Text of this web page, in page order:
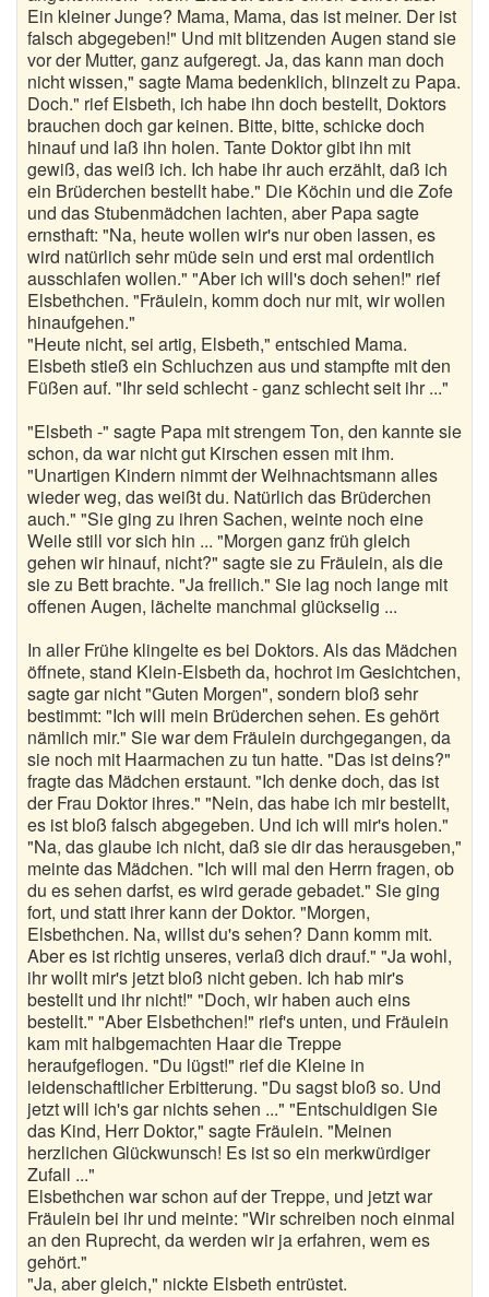
Ein kleiner Junge? Mama, Mama, das ist meiner. Der ist
falsch abgegeben!" Und mit blitzenden Augen stand sie
vor der Mutter, ganz aufgeregt. Ja, das kann man doch
nicht wissen," sagte Mama bedenklich, blinzelt zu Papa.
Doch." rief Elsbeth, ich habe ihn doch bestellt, Doktors
brauchen doch gar keinen. Bitte, bitte, schicke doch
hinauf und laß ihn holen. Tante Doktor gibt ihn mit
gewiß, das weiß ich. Ich habe ihr auch erzählt, daß ich
ein Brüderchen bestellt habe." Die Köchin und die Zofe
und das Stubenmädchen lachten, aber Papa sagte
ernsthaft: "Na, heute wollen wir's nur oben lassen, es
wird natürlich sehr müde sein und erst mal ordentlich
ausschlafen wollen." "Aber ich will's doch sehen!" rief
Elsbethchen. "Fräulein, komm doch nur mit, wir wollen
hinaufgehen."
"Heute nicht, sei artig, Elsbeth," entschied Mama.
Elsbeth stieß ein Schluchzen aus und stampfte mit den
Füßen auf. "Ihr seid schlecht - ganz schlecht seit ihr ..."
"Elsbeth -" sagte Papa mit strengem Ton, den kannte sie
schon, da war nicht gut Kirschen essen mit ihm.
"Unartigen Kindern nimmt der Weihnachtsmann alles
wieder weg, das weißt du. Natürlich das Brüderchen
auch." "Sie ging zu ihren Sachen, weinte noch eine
Weile still vor sich hin ... "Morgen ganz früh gleich
gehen wir hinauf, nicht?" sagte sie zu Fräulein, als die
sie zu Bett brachte. "Ja freilich." Sie lag noch lange mit
offenen Augen, lächelte manchmal glückselig ...
In aller Frühe klingelte es bei Doktors. Als das Mädchen
öffnete, stand Klein-Elsbeth da, hochrot im Gesichtchen,
sagte gar nicht "Guten Morgen", sondern bloß sehr
bestimmt: "Ich will mein Brüderchen sehen. Es gehört
nämlich mir." Sie war dem Fräulein durchgegangen, da
sie noch mit Haarmachen zu tun hatte. "Das ist deins?"
fragte das Mädchen erstaunt. "Ich denke doch, das ist
der Frau Doktor ihres." "Nein, das habe ich mir bestellt,
es ist bloß falsch abgegeben. Und ich will mir's holen."
"Na, das glaube ich nicht, daß sie dir das herausgeben,"
meinte das Mädchen. "Ich will mal den Herrn fragen, ob
du es sehen darfst, es wird gerade gebadet." Sie ging
fort, und statt ihrer kann der Doktor. "Morgen,
Elsbethchen. Na, willst du's sehen? Dann komm mit.
Aber es ist richtig unseres, verlaß dich drauf." "Ja wohl,
ihr wollt mir's jetzt bloß nicht geben. Ich hab mir's
bestellt und ihr nicht!" "Doch, wir haben auch eins
bestellt." "Aber Elsbethchen!" rief's unten, und Fräulein
kam mit halbgemachten Haar die Treppe
heraufgeflogen. "Du lügst!" rief die Kleine in
leidenschaftlicher Erbitterung. "Du sagst bloß so. Und
jetzt will ich's gar nichts sehen ..." "Entschuldigen Sie
das Kind, Herr Doktor," sagte Fräulein. "Meinen
herzlichen Glückwunsch! Es ist so ein merkwürdiger
Zufall ..."
Elsbethchen war schon auf der Treppe, und jetzt war
Fräulein bei ihr und meinte: "Wir schreiben noch einmal
an den Ruprecht, da werden wir ja erfahren, wem es
gehört."
"Ja, aber gleich," nickte Elsbeth entrüstet.